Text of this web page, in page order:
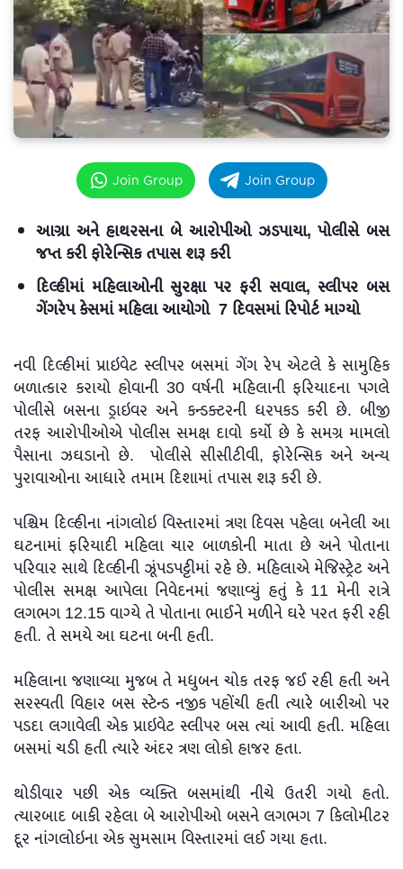
Join Group Join Group
આગ્રા અને હાથરસના બે આરોપીઓ ઝડપાયા, પોલીસે બસ
જપ્ત કરી ફોરેન્સિક તપાસ શરૂ કરી
દિલ્હીમાં મહિલાઓની સુરક્ષા પર ફરી સવાલ, સ્લીપર બસ
ગેંગરેપ કેસમાં મહિલા આયોગો 7 દિવસમાં રિપોર્ટ માગ્યો
નવી દિલ્હીમાં પ્રાઇવેટ સ્લીપર બસમાં ગેંગ રેપ એટલે કે સામુહિક
બળાત્કાર કરાયો હોવાની 30 વર્ષની મહિલાની ફરિયાદના પગલે
પોલીસે બસના ડ્રાઇવર અને કન્ડક્ટરની ધરપકડ કરી છે. બીજી
તરફ આરોપીઓએ પોલીસ સમક્ષ દાવો કર્યો છે કે સમગ્ર મામલો
પૈસાના ઝઘડાનો છે. પોલીસે સીસીટીવી, ફોરેન્સિક અને અન્ય
પુરાવાઓના આધારે તમામ દિશામાં તપાસ શરૂ કરી છે.
પશ્ચિમ દિલ્હીના નાંગલોઇ વિસ્તારમાં ત્રણ દિવસ પહેલા બનેલી આ
ઘટનામાં ફરિયાદી મહિલા ચાર બાળકોની માતા છે અને પોતાના
પરિવાર સાથે દિલ્હીની ઝૂંપડપટ્ટીમાં રહે છે. મહિલાએ મેજિસ્ટ્રેટ અને
પોલીસ સમક્ષ આપેલા નિવેદનમાં જણાવ્યું હતું કે 11 મેની રાત્રે
લગભગ 12.15 વાગ્યે તે પોતાના ભાઈને મળીને ઘરે પરત ફરી રહી
હતી. તે સમયે આ ઘટના બની હતી.
મહિલાના જણાવ્યા મુજબ તે મધુબન ચોક તરફ જઈ રહી હતી અને
સરસ્વતી વિહાર બસ સ્ટેન્ડ નજીક પહોંચી હતી ત્યારે બારીઓ પર
પડદા લગાવેલી એક પ્રાઇવેટ સ્લીપર બસ ત્યાં આવી હતી. મહિલા
બસમાં ચડી હતી ત્યારે અંદર ત્રણ લોકો હાજર હતા.
થોડીવાર પછી એક વ્યક્તિ બસમાંથી નીચે ઉતરી ગયો હતો.
ત્યારબાદ બાકી રહેલા બે આરોપીઓ બસને લગભગ 7 કિલોમીટર
દૂર નાંગલોઇના એક સુમસામ વિસ્તારમાં લઈ ગયા હતા.